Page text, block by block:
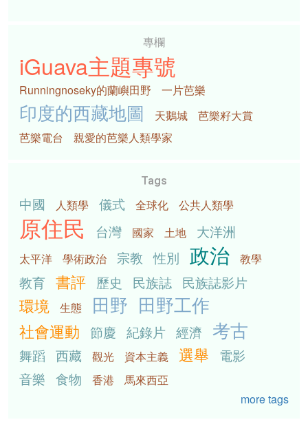
專欄
iGuava主題專號
Runningnoseky的蘭嶼田野 一片芭樂
印度的西藏地圖 天鵝城
芭樂籽大賞
芭樂電台
親愛的芭樂人類學家
Tags
中國 人類學 儀式 全球化 公共人類學
原住民 台灣 國家 土地 大洋洲
太平洋 學術政治 宗教 性別 政治 教學
教育 書評 歷史 民族誌 民族誌影片
環境 生態 田野 田野工作
社會運動 節慶 紀錄片 經濟 考古
舞蹈 西藏 觀光 資本主義 選舉
電影
音樂 食物 香港
馬來西亞
more tags